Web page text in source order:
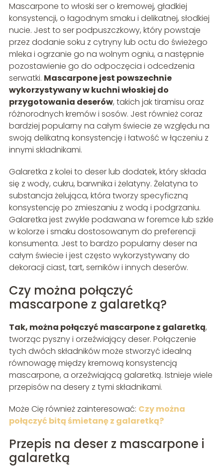
Mascarpone to włoski ser o kremowej, gładkiej
konsystencji, o łagodnym smaku i delikatnej, słodkiej
nucie. Jest to ser podpuszczkowy, który powstaje
przez dodanie soku z cytryny lub octu do świeżego
mleka i ogrzanie go na wolnym ogniu, a następnie
pozostawienie go do odpoczęcia i odcedzenia
serwatki. Mascarpone jest powszechnie
wykorzystywany w kuchni włoskiej do
przygotowania deserów, takich jak tiramisu oraz
różnorodnych kremów i sosów. Jest również coraz
bardziej popularny na całym świecie ze względu na
swoją delikatną konsystencję i łatwość w łączeniu z
innymi składnikami.
Galaretka z kolei to deser lub dodatek, który składa
się z wody, cukru, barwnika i żelatyny. Żelatyna to
substancja żelująca, która tworzy specyficzną
konsystencję po zmieszaniu z wodą i podgrzaniu.
Galaretka jest zwykle podawana w foremce lub szkle
w kolorze i smaku dostosowanym do preferencji
konsumenta. Jest to bardzo popularny deser na
całym świecie i jest często wykorzystywany do
dekoracji ciast, tart, serników i innych deserów.
Czy można połączyć
mascarpone z galaretką?
Tak, można połączyć mascarpone z galaretką,
tworząc pyszny i orzeźwiający deser. Połączenie
tych dwóch składników może stworzyć idealną
równowagę między kremową konsystencją
mascarpone, a orzeźwiającą galaretką. Istnieje wiele
przepisów na desery z tymi składnikami.
Może Cię również zainteresować: Czy można
połączyć bitą śmietanę z galaretką?
Przepis na deser z mascarpone i
galaretką